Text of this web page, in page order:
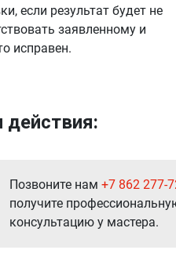
если результат будет не
заявленному и
исправен.
действия:
Позвоните нам +7 862 277-
получите
консультацию у мастера.